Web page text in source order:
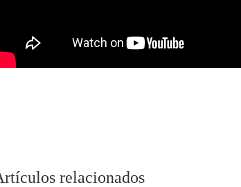
relacionados